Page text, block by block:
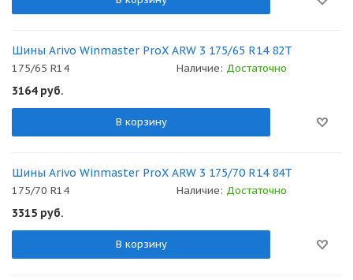
Шины Arivo Winmaster ProX ARW 3 175/65 R14 82T
175/65 R14 Наличие: Достаточно
3164руб.
В корзину
Шины Arivo Winmaster ProX ARW 3 175/70 R14 84T
175/70 R14 Наличие: Достаточно
3315 руб.
В корзину